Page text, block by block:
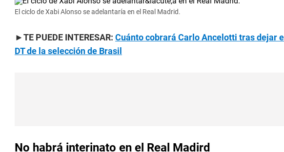
El ciclo de Xabi Alonso se adelantaría en el Real Madrid.
►TE PUEDE INTERESAR: Cuánto cobrará Carlo Ancelotti tras dejar
DT de la selección de Brasil
No habrá interinato en el Real Madird